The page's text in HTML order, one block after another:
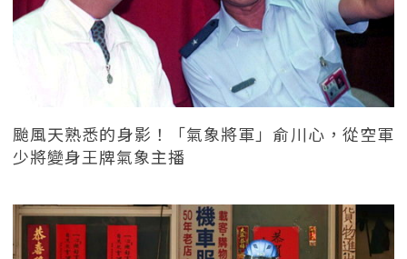
颱風天熟悉的身影！「氣象將軍」俞川心，從空軍
少將變身王牌氣象主播